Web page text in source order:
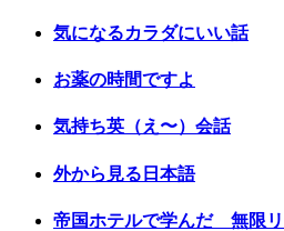
気になるカラダにいい話
お薬の時間ですよ
気持ち英（え〜）会話
外から見る日本語
帝国ホテルで学んだ 無限